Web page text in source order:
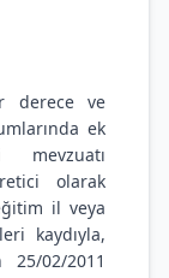
derece ve
ek
olarak
il veya
kaydıyla,
02/2011